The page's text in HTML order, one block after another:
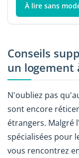
À lire sans
Conseils
un logement
N'oubliez pas
sont encore
étrangers. Malgré
spécialisées pour
vous rencontrez